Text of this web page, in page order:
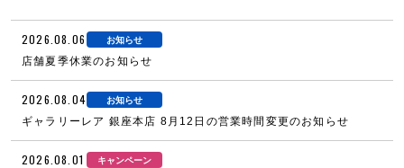
2026.08.06 お知らせ
店舗夏季休業のお知らせ
2026.08.04 お知らせ
ギャラリーレア 銀座本店 8月12日の営業時間変更のお知らせ
2026.08.01 キャンペーン